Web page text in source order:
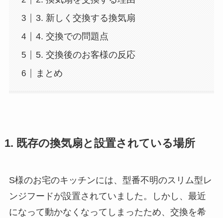
3. 新しく交換する換気扇
4. 交換での問題点
5. 交換後のお客様の反応
まとめ
1. 既存の換気扇と設置されている場所
S様のお宅のキッチンには、型番不明のスリム型レ
ンジフードが設置されていました。しかし、最近
になって動かなくなってしまったため、交換を希